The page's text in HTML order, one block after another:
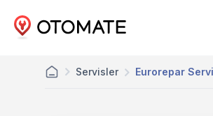
Servisler Eurorepar